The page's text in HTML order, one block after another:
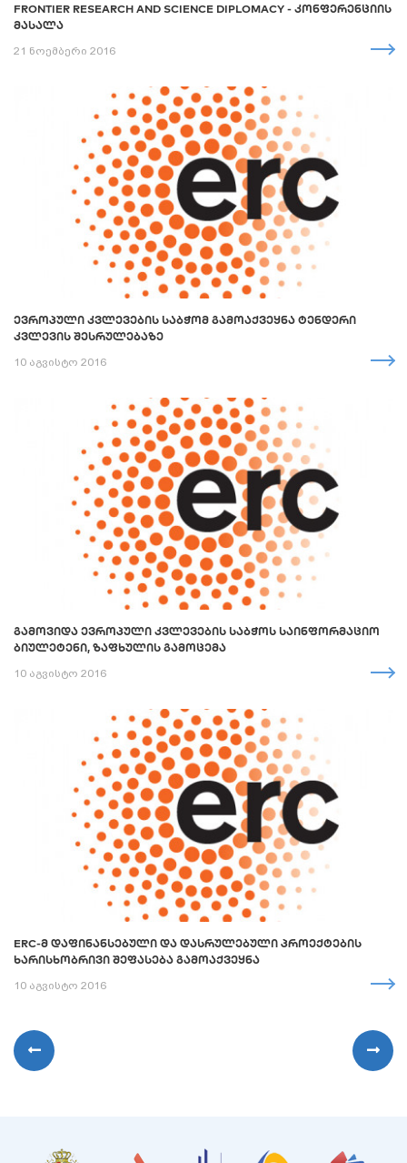
FRONTIER RESEARCH AND SCIENCE DIPLOMACY - ᲙᲝᲜᲤᲔᲠᲔᲜᲪᲘᲘᲡ
ᲛᲐᲡᲐᲚᲐ
21 ნოემბერი 2016
ᲔᲕᲠᲝᲞᲣᲚᲘ ᲙᲕᲚᲔᲕᲔᲑᲘᲡ ᲡᲐᲑᲭᲝᲛ ᲒᲐᲛᲝᲐᲥᲕᲔᲧᲜᲐ ᲢᲔᲜᲓᲔᲠᲘ
ᲙᲕᲚᲔᲕᲘᲡ ᲨᲔᲡᲠᲣᲚᲔᲑᲐᲖᲔ
10 აგვისტო 2016
ᲒᲐᲛᲝᲕᲘᲓᲐ ᲔᲕᲠᲝᲞᲣᲚᲘ ᲙᲕᲚᲔᲕᲔᲑᲘᲡ ᲡᲐᲑᲭᲝᲡ ᲡᲐᲘᲜᲤᲝᲠᲛᲐᲪᲘᲝ
ᲑᲘᲣᲚᲔᲢᲔᲜᲘ, ᲖᲐᲤᲮᲣᲚᲘᲡ ᲒᲐᲛᲝᲪᲔᲛᲐ
10 აგვისტო 2016
ERC-Მ ᲓᲐᲤᲘᲜᲐᲜᲡᲔᲑᲣᲚᲘ ᲓᲐ ᲓᲐᲡᲠᲣᲚᲔᲑᲣᲚᲘ ᲞᲠᲝᲔᲥᲢᲔᲑᲘᲡ
ᲮᲐᲠᲘᲡᲮᲝᲑᲠᲘᲕᲘ ᲨᲔᲤᲐᲡᲔᲑᲐ ᲒᲐᲛᲝᲐᲥᲕᲔᲧᲜᲐ
10 აგვისტო 2016